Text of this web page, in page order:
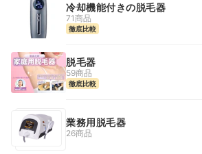
冷却機能付きの脱毛器
71商品
徹底比較
脱毛器
59商品
徹底比較
業務用脱毛器
26商品